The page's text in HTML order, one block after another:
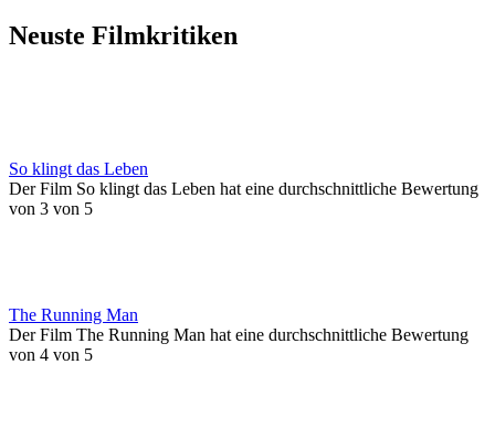
Neuste Filmkritiken
So klingt das Leben
Der Film So klingt das Leben hat eine durchschnittliche Bewertung
von 3 von 5
The Running Man
Der Film The Running Man hat eine durchschnittliche Bewertung
von 4 von 5